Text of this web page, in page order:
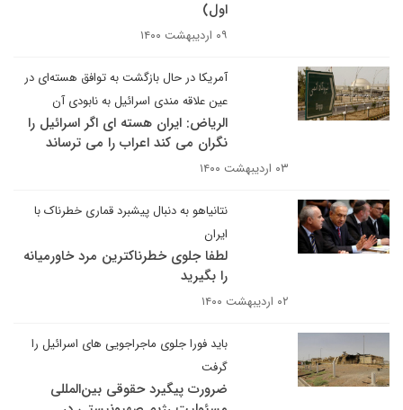
اول)
۰۹ اردیبهشت ۱۴۰۰
آمریکا در حال بازگشت به توافق هسته‌ای در
عین علاقه مندی اسرائیل به نابودی آن
الریاض: ایران هسته ای اگر اسرائیل را
نگران می کند اعراب را می ترساند
۰۳ اردیبهشت ۱۴۰۰
نتانیاهو به دنبال پیشبرد قماری خطرناک با
ایران
لطفا جلوی خطرناکترین مرد خاورمیانه
را بگیرید
۰۲ اردیبهشت ۱۴۰۰
باید فورا جلوی ماجراجویی های اسرائیل را
گرفت
ضرورت پیگیرد حقوقی بین‌المللی